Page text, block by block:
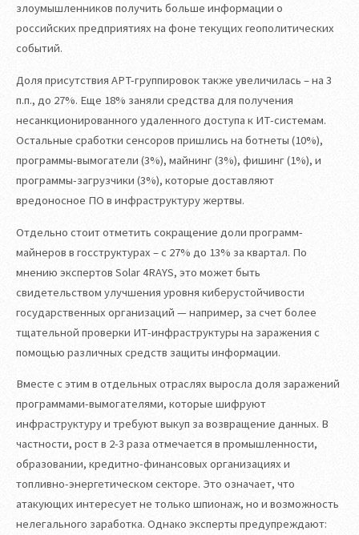
злоумышленников получить больше информации о
российских предприятиях на фоне текущих геополитических
событий.
Доля присутствия APT-группировок также увеличилась – на 3
п.п., до 27%. Еще 18% заняли средства для получения
несанкционированного удаленного доступа к ИТ-системам.
Остальные сработки сенсоров пришлись на ботнеты (10%),
программы-вымогатели (3%), майнинг (3%), фишинг (1%), и
программы-загрузчики (3%), которые доставляют
вредоносное ПО в инфраструктуру жертвы.
Отдельно стоит отметить сокращение доли программ-
майнеров в госструктурах – с 27% до 13% за квартал. По
мнению экспертов Solar 4RAYS, это может быть
свидетельством улучшения уровня киберустойчивости
государственных организаций — например, за счет более
тщательной проверки ИТ-инфраструктуры на заражения с
помощью различных средств защиты информации.
Вместе с этим в отдельных отраслях выросла доля заражений
программами-вымогателями, которые шифруют
инфраструктуру и требуют выкуп за возвращение данных. В
частности, рост в 2-3 раза отмечается в промышленности,
образовании, кредитно-финансовых организациях и
топливно-энергетическом секторе. Это означает, что
атакующих интересует не только шпионаж, но и возможность
нелегального заработка. Однако эксперты предупреждают: